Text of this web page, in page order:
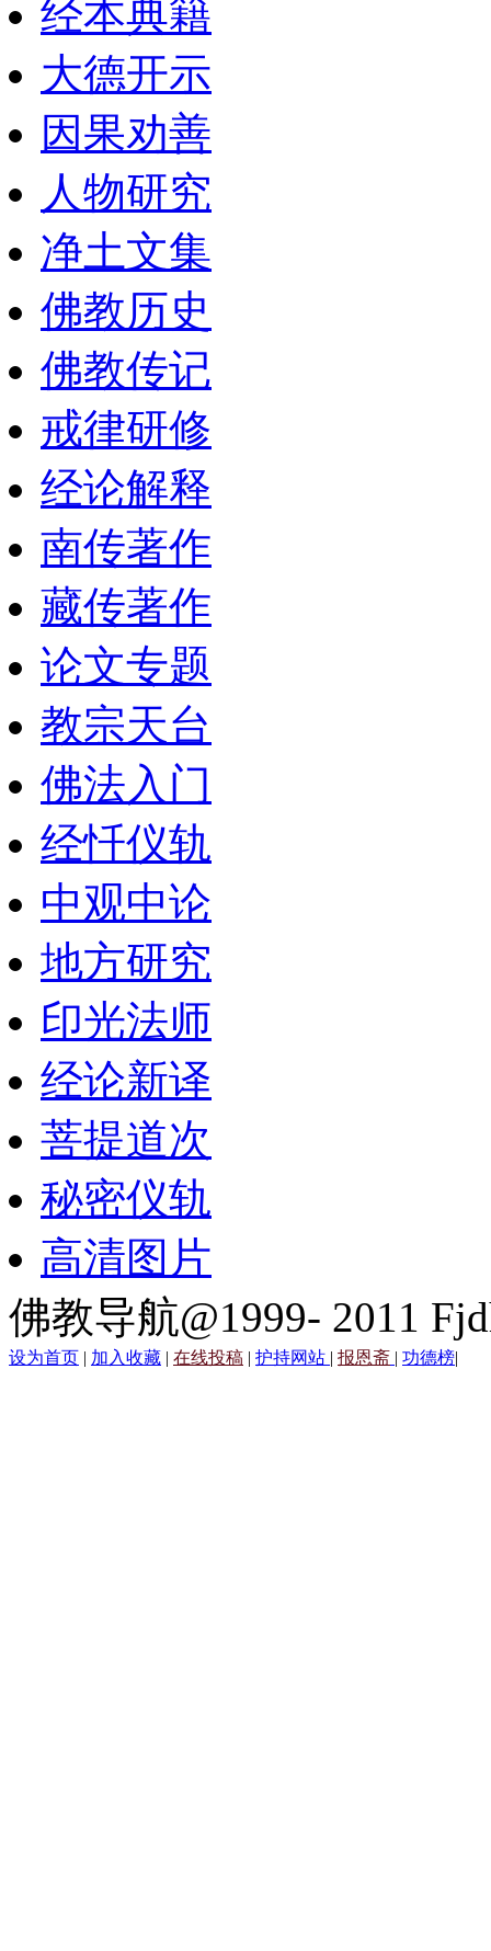
经本典籍
大德开示
因果劝善
人物研究
净土文集
佛教历史
佛教传记
戒律研修
经论解释
南传著作
藏传著作
论文专题
教宗天台
佛法入门
经忏仪轨
中观中论
地方研究
印光法师
经论新译
菩提道次
秘密仪轨
高清图片
佛教导航@1999- 2011
设为首页 | 加入收藏 | 在线投稿 | 护持网站 | 报恩斋 | 功德榜|